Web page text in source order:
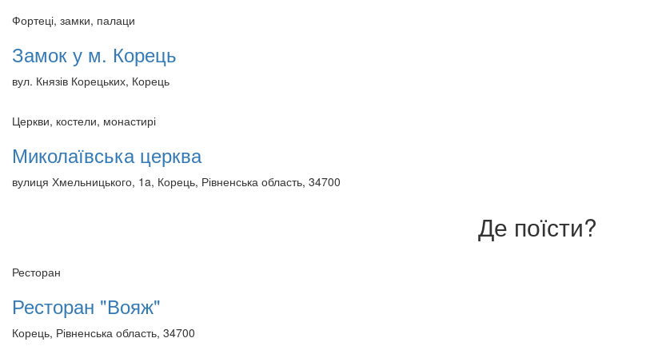
Фортеці, замки, палаци
Замок у м. Корець
вул. Князів Корецьких, Корець
Церкви, костели, монастирі
Миколаївська церква
вулиця Хмельницького, 1a, Корець, Рівненська область, 34700
Де поїсти?
Ресторан
Ресторан "Вояж"
Корець, Рівненська область, 34700